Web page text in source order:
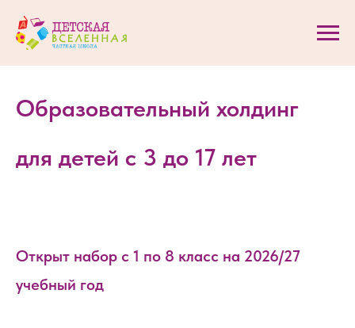
Образовательный холдинг
для детей с 3 до 17 лет
Открыт набор с 1 по 8 класс на 2026/27
учебный год